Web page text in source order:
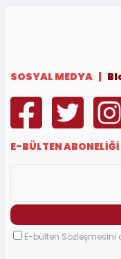
SOSYAL MEDYA |
E-BÜLTEN ABONELİĞİ
E-bülten